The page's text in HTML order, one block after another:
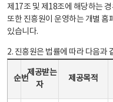
제17조 및 제18조에 해당하는
또한 진흥원이 운영하는 개별 홈
있습니다.
2. 진흥원은 법률에 따라 다음과
순번
제공받는
자
제공목적